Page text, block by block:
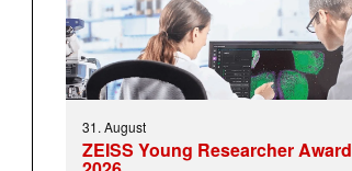
31. August
ZEISS Young Researcher Award